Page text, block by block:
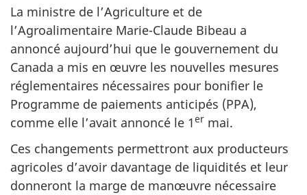
La ministre de l’Agriculture et de
l’Agroalimentaire Marie-Claude Bibeau a
annoncé aujourd’hui que le gouvernement du
Canada a mis en œuvre les nouvelles mesures
réglementaires nécessaires pour bonifier le
Programme de paiements anticipés (PPA),
comme elle l’avait annoncé le 1er mai.
Ces changements permettront aux producteurs
agricoles d’avoir davantage de liquidités et leur
donneront la marge de manœuvre nécessaire